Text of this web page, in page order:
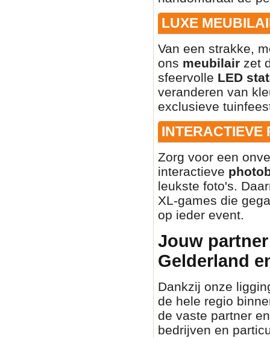
LUXE
Van een strakke,
ons meubilair zet
sfeervolle LED
veranderen van
exclusieve
INTERACTIEVE
Zorg voor een
interactieve
leukste foto's.
XL-games die
op ieder event.
Jouw
Gelderland
Dankzij onze
de hele regio
de vaste partner
bedrijven en